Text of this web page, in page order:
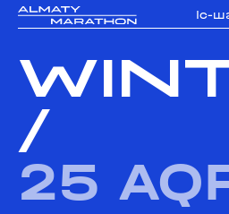
Iс-
/
25